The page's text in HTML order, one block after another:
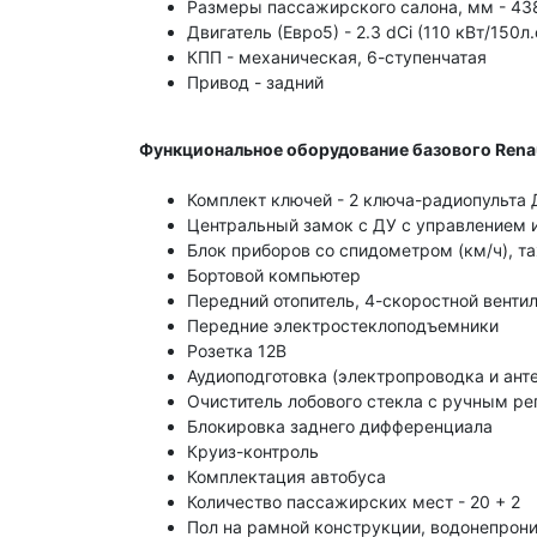
Размеры пассажирского салона, мм -
Двигатель (Евро5) - 2.3 dCi (110 кВт/
КПП - механическая, 6-ступенчатая
Привод - задний
Функциональное оборудование базового
Комплект ключей - 2 ключа-радиопульта
Центральный замок с ДУ с управлением
Блок приборов со спидометром (км/ч),
Бортовой компьютер
Передний отопитель, 4-скоростной
Передние электростеклоподъемники
Розетка 12В
Аудиоподготовка (электропроводка и
Очиститель лобового стекла с ручным
Блокировка заднего дифференциала
Круиз-контроль
Комплектация автобуса
Количество пассажирских мест - 20 + 2
Пол на рамной конструкции,